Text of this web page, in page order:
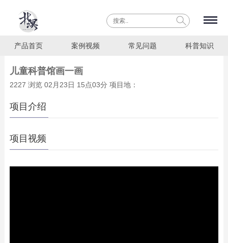
产品首页 案例视频 常见问题 科普知识
儿童科普馆画一画
2227 浏览 02月23日 15点03分 项目地：
项目介绍
项目视频